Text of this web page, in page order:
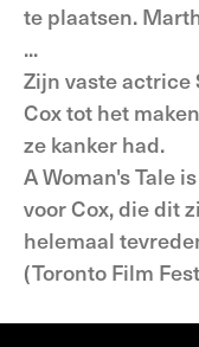
te plaatsen.
...
Zijn vaste
Cox tot het
ze kanker had.
A Woman's Tale
voor Cox, die dit
helemaal
(Toronto Film